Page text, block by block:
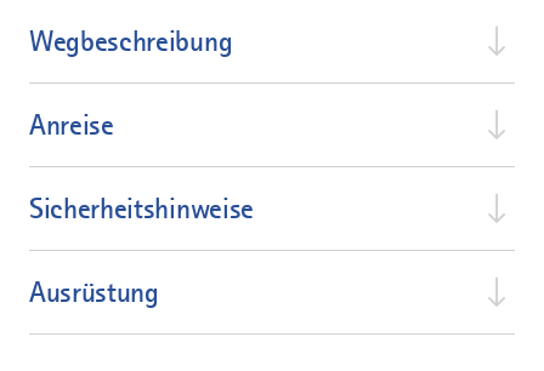
Wegbeschreibung
Anreise
Sicherheitshinweise
Ausrüstung